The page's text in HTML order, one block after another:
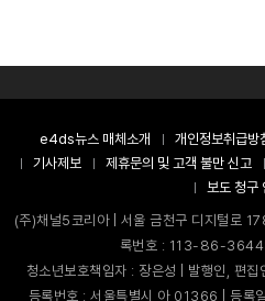
e4ds뉴스 매체소개 개인정보취급방
기사제보
제휴문의 및 고객 불만 신고
보도 청구
(주)채널5코리아 | 서울 금천구 디지털로
록번호 : 113-86-
청소년보호책임자 : 장은성 | 발행인,
등록번호 : 서울특별시 아 01366 | 등